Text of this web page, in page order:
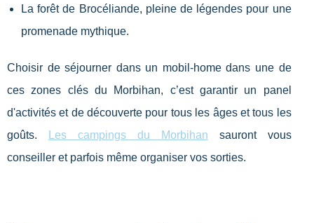
La forêt de Brocéliande, pleine de légendes pour une
promenade mythique.
Choisir de séjourner dans un mobil-home dans une de
ces zones clés du Morbihan, c’est garantir un panel
d'activités et de découverte pour tous les âges et tous les
goûts.
Les campings du Morbihan sauront vous
conseiller et parfois même organiser vos sorties.